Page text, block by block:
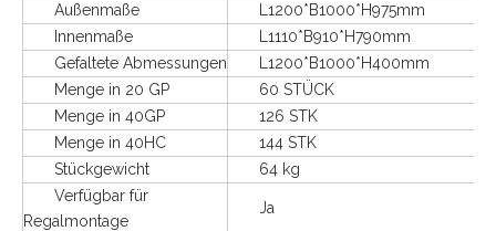
Außenmaße
L1200*B1000*H975mm
Innenmaße
L1110*B910*H790mm
Gefaltete Abmessungen
L1200*B1000*H400mm
Menge in 20 GP
60 STÜCK
Menge in 40GP
126 STK
Menge in 40HC
144 STK
Stückgewicht
64 kg
Verfügbar für
Regalmontage
Ja